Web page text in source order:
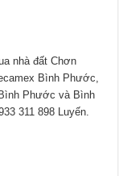
nhà đất Chơn
Bình Phước,
Phước và Bình
311 898 Luyến.